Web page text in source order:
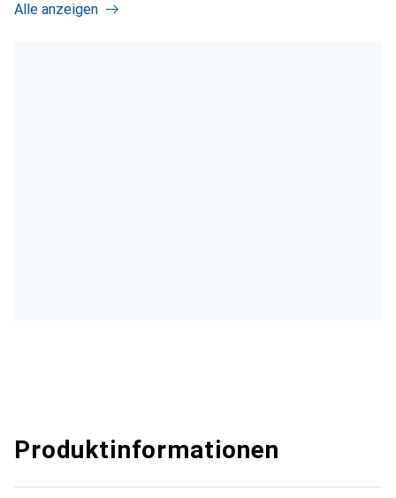
Alle anzeigen
Produktinformationen